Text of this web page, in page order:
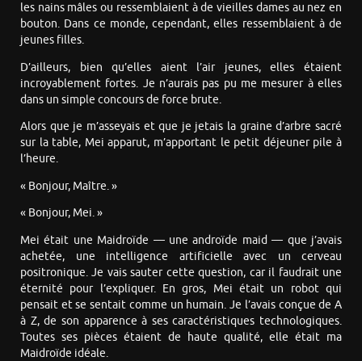
les nains mâles ou ressemblaient à de vieilles dames au nez en
bouton. Dans ce monde, cependant, elles ressemblaient à de
jeunes filles.
D’ailleurs, bien qu’elles aient l’air jeunes, elles étaient
incroyablement fortes. Je n’aurais pas pu me mesurer à elles
dans un simple concours de force brute.
Alors que je m’asseyais et que je jetais la graine d’arbre sacré
sur la table, Mei apparut, m’apportant le petit déjeuner pile à
l’heure.
« Bonjour, Maître. »
« Bonjour, Mei. »
Mei était une Maidroïde — une androïde maid — que j’avais
achetée, une intelligence artificielle avec un cerveau
positronique. Je vais sauter cette question, car il faudrait une
éternité pour l’expliquer. En gros, Mei était un robot qui
pensait et se sentait comme un humain. Je l’avais conçue de A
à Z, de son apparence à ses caractéristiques technologiques.
Toutes ses pièces étaient de haute qualité, elle était ma
Maidroïde idéale.